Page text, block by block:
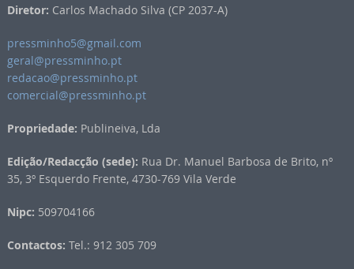
Diretor: Carlos Machado Silva (CP 2037-A)
pressminho5@gmail.com
geral@pressminho.pt
redacao@pressminho.pt
comercial@pressminho.pt
Propriedade: Publineiva, Lda
Edição/Redacção (sede): Rua Dr. Manuel Barbosa de Brito, nº
35, 3º Esquerdo Frente, 4730-769 Vila Verde
Nipc: 509704166
Contactos: Tel.: 912 305 709